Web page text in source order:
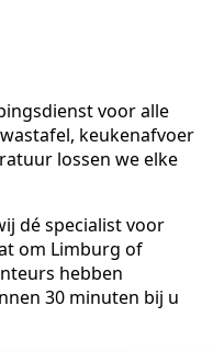
voor alle
keukenafvoer
lossen we elke
dé specialist voor
om Limburg of
hebben
30 minuten bij u